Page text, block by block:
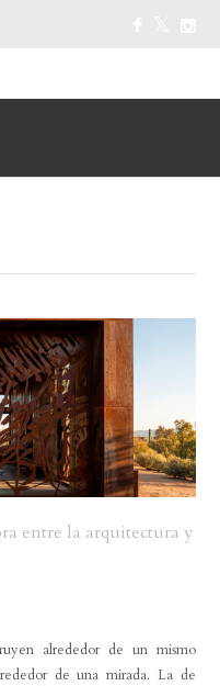
entre la arquitectura y
alrededor de un mismo
de una mirada. La de